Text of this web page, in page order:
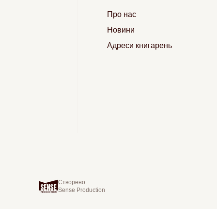
Про нас
Новини
Адреси книгарень
Створено
Sense Production